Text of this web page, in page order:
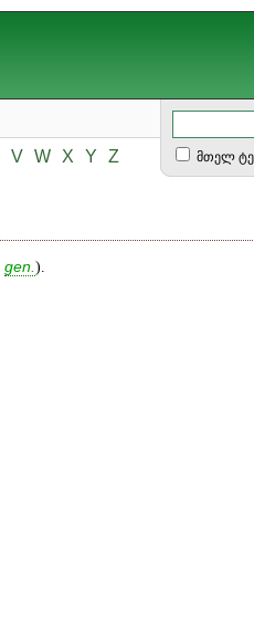
V W X Y Z მთელ
gen ).